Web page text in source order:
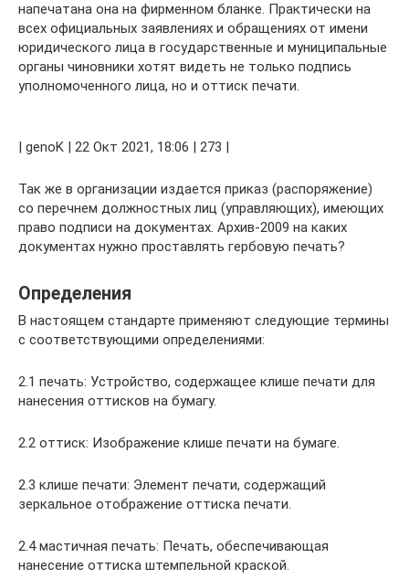
напечатана она на фирменном бланке. Практически на
всех официальных заявлениях и обращениях от имени
юридического лица в государственные и муниципальные
органы чиновники хотят видеть не только подпись
уполномоченного лица, но и оттиск печати.
| genoK | 22 Окт 2021, 18:06 | 273 |
Так же в организации издается приказ (распоряжение)
со перечнем должностных лиц (управляющих), имеющих
право подписи на документах. Архив-2009 на каких
документах нужно проставлять гербовую печать?
Определения
В настоящем стандарте применяют следующие термины
с соответствующими определениями:
2.1 печать: Устройство, содержащее клише печати для
нанесения оттисков на бумагу.
2.2 оттиск: Изображение клише печати на бумаге.
2.3 клише печати: Элемент печати, содержащий
зеркальное отображение оттиска печати.
2.4 мастичная печать: Печать, обеспечивающая
нанесение оттиска штемпельной краской.